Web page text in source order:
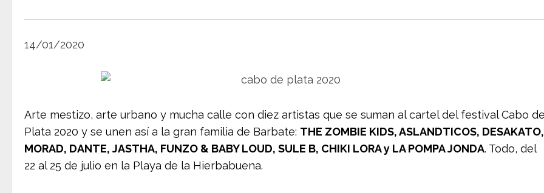
14/01/2020
Arte mestizo, arte urbano y mucha calle con diez artistas que se suman al cartel del festival Cabo
Plata 2020 y se unen así a la gran familia de Barbate: THE ZOMBIE KIDS, ASLANDTICOS, DESAKATO,
MORAD, DANTE, JASTHA, FUNZO & BABY LOUD, SULE B, CHIKI LORA y LA POMPA JONDA. Todo, del
22 al 25 de julio en la Playa de la Hierbabuena.